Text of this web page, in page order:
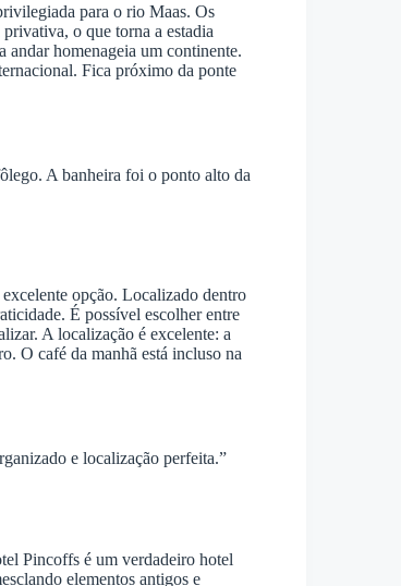
para o rio Maas. Os
o que torna a estadia
andar homenageia um continente.
Fica próximo da ponte
A banheira foi o ponto alto da
opção. Localizado dentro
É possível escolher entre
A localização é excelente: a
O café da manhã está incluso na
e localização perfeita.”
Pincoffs é um verdadeiro hotel
elementos antigos e